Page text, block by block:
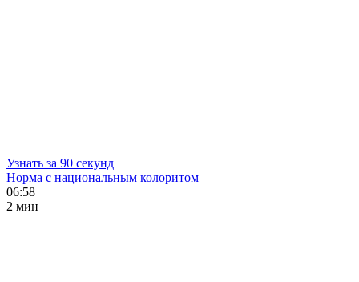
Узнать за 90 секунд
Норма с национальным колоритом
06:58
2 мин